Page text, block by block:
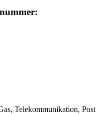
Telekommunikation, Post